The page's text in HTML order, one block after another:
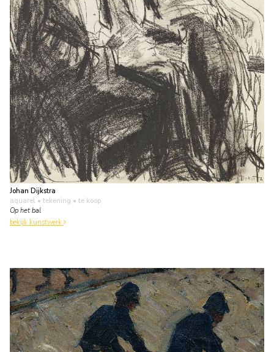
Johan Dijkstra
aquarel • tekening • te koop
Op het bal
bekijk kunstwerk